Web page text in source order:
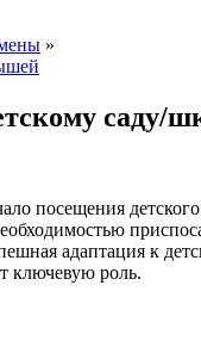
»
саду/
посещения
адаптация к
ключевую роль.